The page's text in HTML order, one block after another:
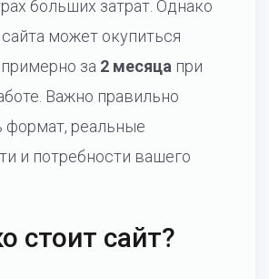
больших затрат. Однако
может окупиться
за 2 месяца при
Важно правильно
формат, реальные
и потребности вашего
стоит сайт?